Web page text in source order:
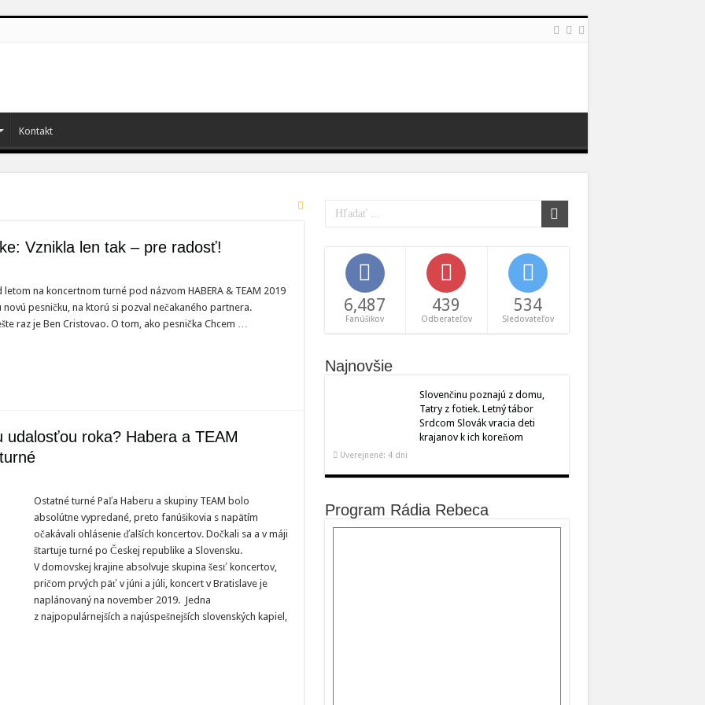
Kontakt
Vznikla len tak – pre radosť!
na koncertnom turné pod názvom HABERA & TEAM 2019
pesničku, na ktorú si pozval nečakaného partnera.
raz je Ben Cristovao. O tom, ako pesnička Chcem …
udalosťou roka? Habera a TEAM
Ostatné turné Paľa Haberu a skupiny TEAM bolo
absolútne vypredané, preto fanúšikovia s napätím
očakávali ohlásenie ďalších koncertov. Dočkali sa a v máji
štartuje turné po Českej republike a Slovensku.
V domovskej krajine absolvuje skupina šesť koncertov,
pričom prvých päť v júni a júli, koncert v Bratislave je
naplánovaný na november 2019. Jedna
z najpopulárnejších a najúspešnejších slovenských kapiel,
6,487
Fanúšikov
439
Odberateľov
534
Sledovateľov
Najnovšie
Slovenčinu poznajú z domu,
Tatry z fotiek. Letný tábor
Srdcom Slovák vracia deti
krajanov k ich koreňom
Uverejnené: 4 dni
Program Rádia Rebeca